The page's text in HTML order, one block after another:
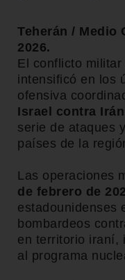
Teherán / Medio
2026.
El conflicto
intensificó en los
ofensiva
Israel contra Irán
serie de ataques
países de la
Las operaciones
de febrero de
estadounidenses
bombardeos
en territorio iraní,
al programa